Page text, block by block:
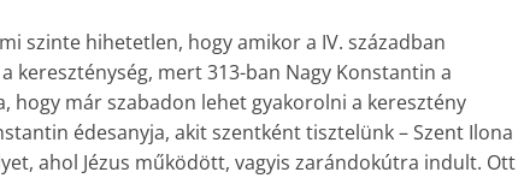
szinte hihetetlen, hogy amikor a IV. században
kereszténység, mert 313-ban Nagy Konstantin a
hogy már szabadon lehet gyakorolni a keresztény
édesanyja, akit szentként tisztelünk – Szent Ilona
ahol Jézus működött, vagyis zarándokútra indult. Ott